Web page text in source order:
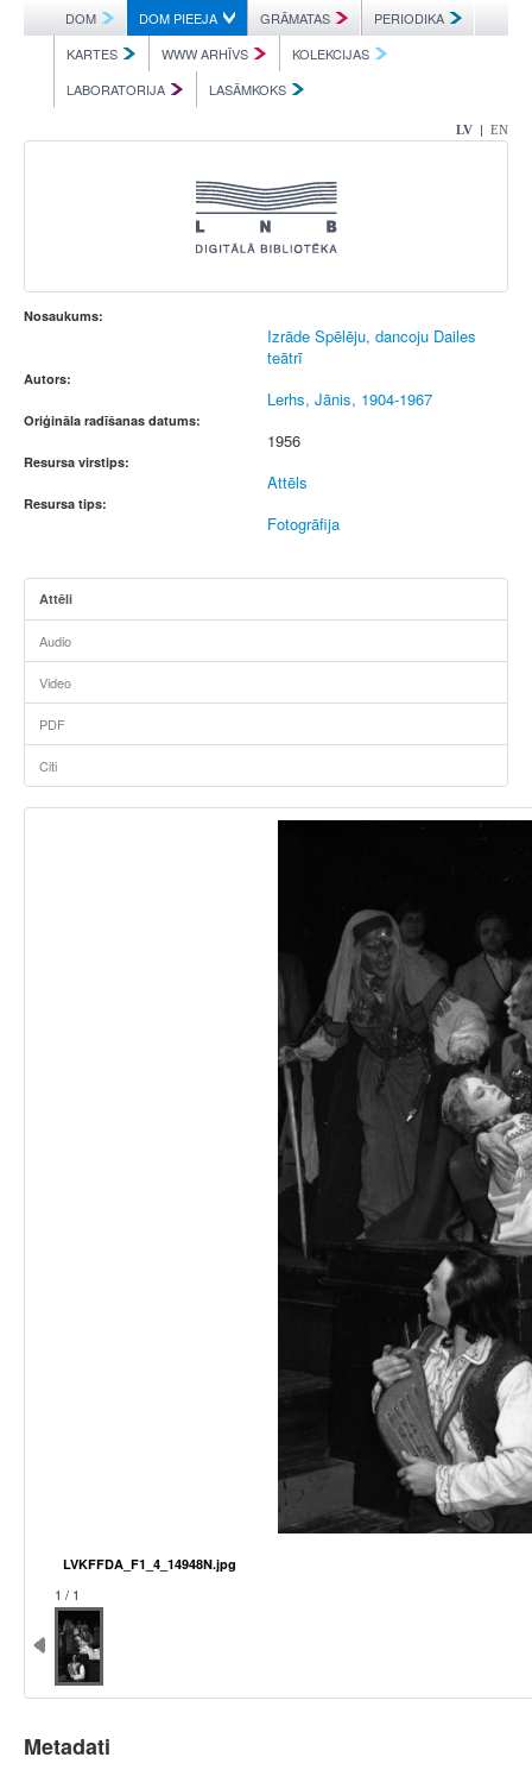
DOM DOM PIEEJA GRĀMATAS
PERIODIKA
KARTES
WWW ARHĪVS
KOLEKCIJAS
LABORATORIJA
LASĀMKOKS
LV | EN
Nosaukums:
Izrāde Spēlēju, dancoju Dailes
teātrī
Autors:
Lerhs, Jānis, 1904-1967
Oriģināla radīšanas datums:
1956
Resursa virstips:
Attēls
Resursa tips:
Fotogrāfija
Attēli
Audio
Video
PDF
Citi
LVKFFDA_F1_4_14948N.jpg
1 / 1
Metadati